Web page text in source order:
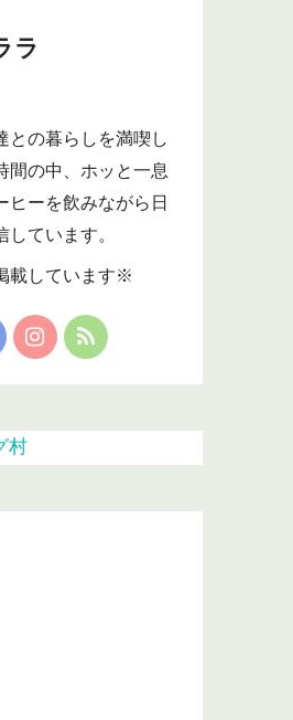
ラ
との暮らしを満喫し
間の中、ホッと一息
ヒーを飲みながら日
ています。
載しています※
村